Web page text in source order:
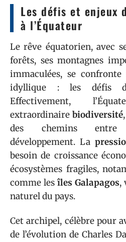
Les défis et enjeux
à l’Équateur
Le rêve équatorien, avec
forêts, ses montagnes
immaculées, se
idyllique : les défis
Effectivement,
extraordinaire biodiversité
des chemins entre
développement. La
besoin de croissance
écosystèmes fragiles,
comme les îles Galapagos,
naturel du pays.
Cet archipel, célèbre pour
de l’évolution de Charles